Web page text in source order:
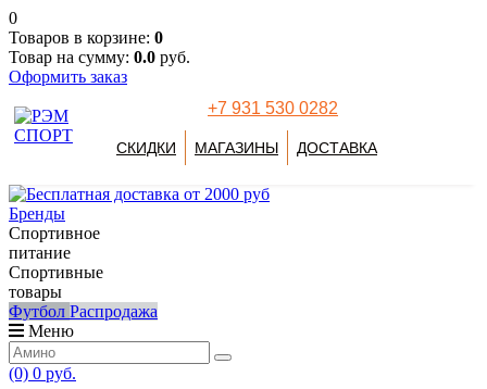
0
Товаров в корзине: 0
Товар на сумму: 0.0 руб.
Оформить заказ
+7 931 530 0282
СКИДКИ МАГАЗИНЫ ДОСТАВКА
Бренды
Спортивное
питание
Спортивные
товары
Футбол Распродажа
Меню
(0) 0 руб.